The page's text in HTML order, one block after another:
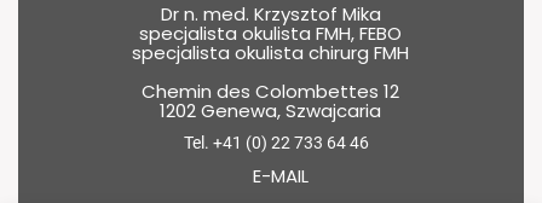
E-MAIL
Dr n. med. Krzysztof Mika
specjalista okulista FMH, FEBO
specjalista okulista chirurg FMH
Chemin des Colombettes 12
1202 Genewa, Szwajcaria
Tel. +41 (0) 22 733 64 46